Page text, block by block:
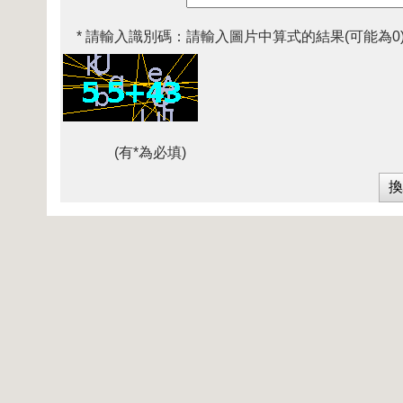
* 請輸入識別碼： 請輸入圖片中算式的結果(可能為
(有*為必填)